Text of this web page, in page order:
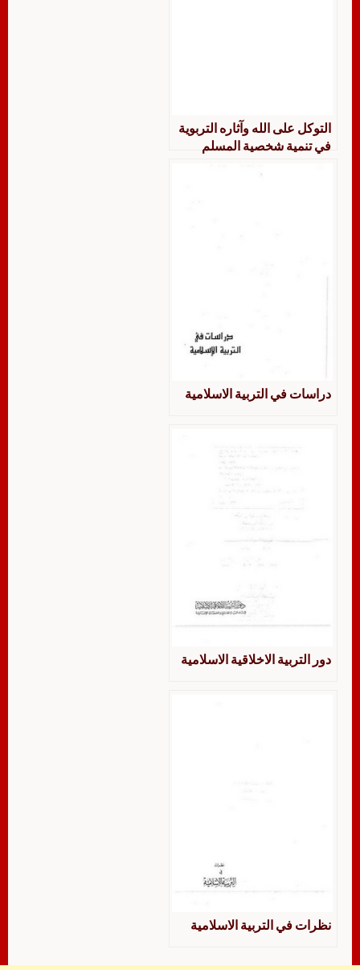
التوكل على الله وآثاره التربوية
في تنمية شخصية المسلم
دراسات في التربية الاسلامية
دور التربية الاخلاقية الاسلامية
نظرات في التربية الاسلامية